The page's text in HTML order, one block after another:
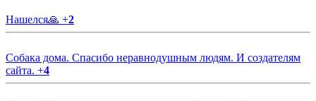
Нашелся🙏 +2
Собака дома. Спасибо неравнодушным людям. И создателям
сайта. +4